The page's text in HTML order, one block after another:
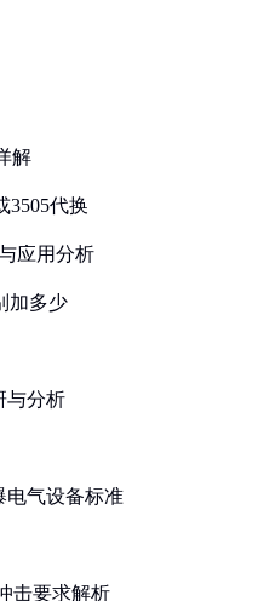
解
3505代换
应用分析
加多少
与分析
电气设备标准
击要求解析